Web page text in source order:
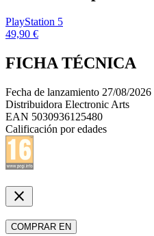
PlayStation 5
49,90 €
FICHA TÉCNICA
Fecha de lanzamiento 27/08/2026
Distribuidora Electronic Arts
EAN 5030936125480
Calificación por edades
close
COMPRAR EN